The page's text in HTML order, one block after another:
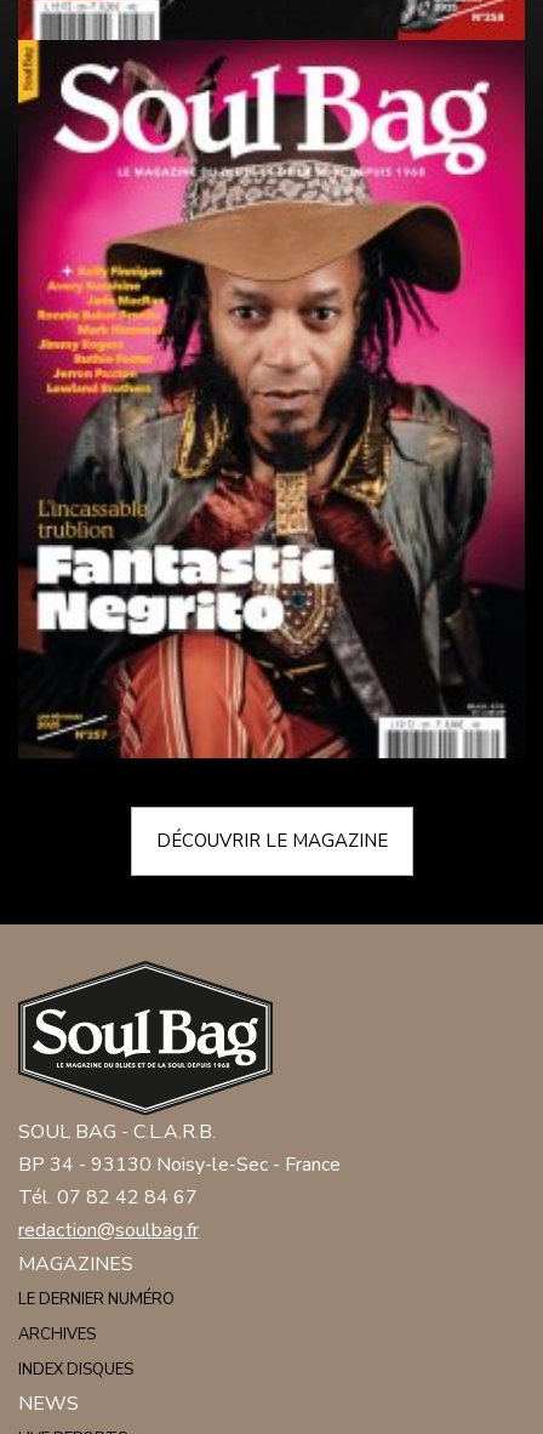
DÉCOUVRIR LE MAGAZINE
SOUL BAG - C.L.A.R.B.
BP 34 - 93130 Noisy-le-Sec - France
Tél. 07 82 42 84 67
redaction@soulbag.fr
MAGAZINES
LE DERNIER NUMÉRO
ARCHIVES
INDEX DISQUES
NEWS